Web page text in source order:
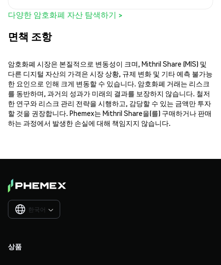
다양한 암호화폐 자산 탐색하기 >
면책 조항
암호화폐 시장은 본질적으로 변동성이 크며, Mithril Share (MIS) 및
다른 디지털 자산의 가격은 시장 상황, 규제 변화 및 기타 예측 불가능
한 요인으로 인해 크게 변동할 수 있습니다. 암호화폐 거래는 리스크
를 동반하며, 과거의 성과가 미래의 결과를 보장하지 않습니다. 철저
한 연구와 리스크 관리 전략을 시행하고, 감당할 수 있는 금액만 투자
할 것을 권장합니다. Phemex는 Mithril Share을(를) 구매하거나 판매
하는 과정에서 발생한 손실에 대해 책임지지 않습니다.
한국어 
상품